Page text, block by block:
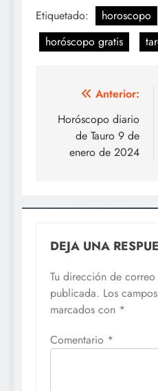
Etiquetado: horoscopo
horóscopo gratis
Navegación
de
entradas
Anterior:
Horóscopo diario
de Tauro 9 de
enero de 2024
DEJA UNA
Tu dirección de
publicada. Los
marcados con *
Comentario *